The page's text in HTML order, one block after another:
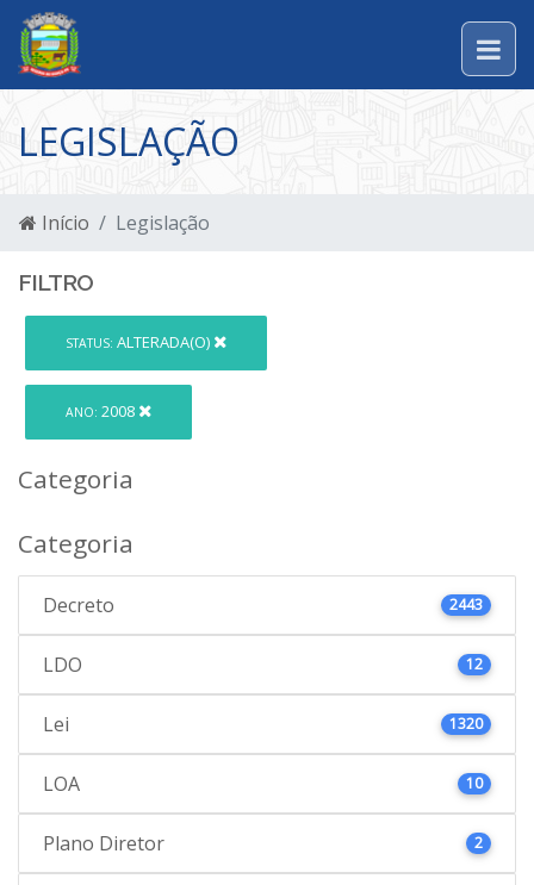
LEGISLAÇÃO
Início Legislação
FILTRO
STATUS: ALTERADA(O)
ANO: 2008
Categoria
Categoria
Decreto 2443
LDO 12
Lei 1320
LOA 10
Plano Diretor 2